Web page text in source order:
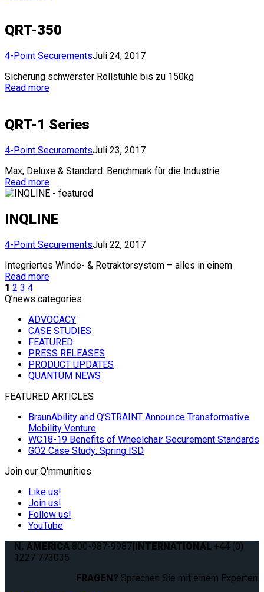
QRT-350
4-Point SecurementsJuli 24, 2017
Sicherung schwerster Rollstühle bis zu 150kg
Read more
QRT-1 Series
4-Point SecurementsJuli 23, 2017
Max, Deluxe & Standard: Benchmark für die Industrie
Read more
INQLINE
4-Point SecurementsJuli 22, 2017
Integriertes Winde- & Retraktorsystem – alles in einem
Read more
1 2 3 4
Q’news categories
ADVOCACY
CASE STUDIES
FEATURED
PRESS RELEASES
PRODUCT UPDATES
QUANTUM NEWS
FEATURED ARTICLES
BraunAbility and Q’STRAINT Announce Transformative
Mobility Venture
WC18-19 Benefits of Wheelchair Securement Standards
GO2 Case Study: Spring ISD
Join our Q'mmunities
Like us!
Join us!
Follow us!
YouTube
N. AMERICA 800-987-9987|INTERNATIONAL +44 (0)
1227 773035
FRAGEN? Sprechen Sie mit einem Experten.